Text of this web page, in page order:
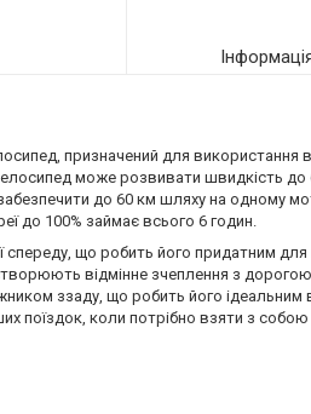
призначений для використання в
може розвивати швидкість до
до 60 км шляху на одному
до 100% займає всього 6 годин.
що робить його придатним для
відмінне зчеплення з
ззаду, що робить його ідеальним
поїздок, коли потрібно взяти з собою